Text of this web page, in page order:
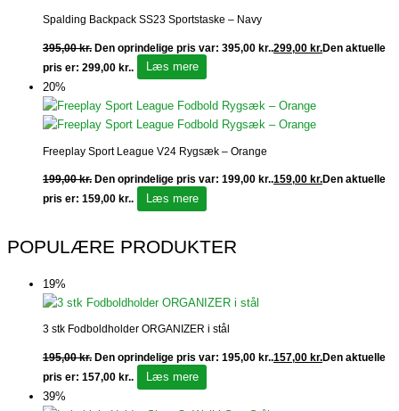
Spalding Backpack SS23 Sportstaske – Navy
395,00kr. Den oprindelige pris var: 395,00 kr..299,00 kr.Den aktuelle
pris er: 299,00 kr..
Læs mere
20%
Freeplay Sport League V24 Rygsæk – Orange
199,00kr. Den oprindelige pris var: 199,00 kr..159,00 kr.Den aktuelle
pris er: 159,00 kr..
Læs mere
POPULÆRE PRODUKTER
19%
3 stk Fodboldholder ORGANIZER i stål
195,00kr. Den oprindelige pris var: 195,00 kr..157,00 kr.Den aktuelle
pris er: 157,00 kr..
Læs mere
39%